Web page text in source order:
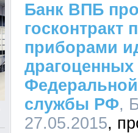
Банк ВПБ
приборами
службы РФ,
27.05.2015